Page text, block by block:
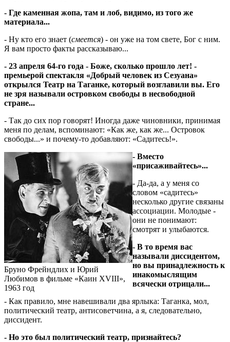
- Где каменная жопа, там и лоб, видимо, из того же
материала...
- Ну кто его знает (смеется) - он уже на том свете, Бог с ним.
Я вам просто факты рассказываю...
- 23 апреля 64-го года - Боже, сколько прошло лет! -
премьерой спектакля «Добрый человек из Сезуана»
открылся Театр на Таганке, который возглавили вы. Его
не зря называли островком свободы в несвободной
стране...
- Так до сих пор говорят! Иногда даже чиновники, принимая
меня по делам, вспоминают: «Как же, как же... Островок
свободы...» и почему-то добавляют: «Садитесь!».
Бруно Фрейндлих и Юрий
Любимов в фильме «Каин XVIII»,
1963 год
- Вместо
«присаживайтесь»...
- Да-да, а у меня со
словом «садитесь»
несколько другие связаны
ассоциации. Молодые -
они не понимают:
смотрят и улыбаются.
- В то время вас
называли диссидентом,
но вы принадлежность к
инакомыслящим
всячески отрицали...
- Как правило, мне навешивали два ярлыка: Таганка, мол,
политический театр, антисоветчина, а я, следовательно,
диссидент.
- Но это был политический театр, признайтесь?